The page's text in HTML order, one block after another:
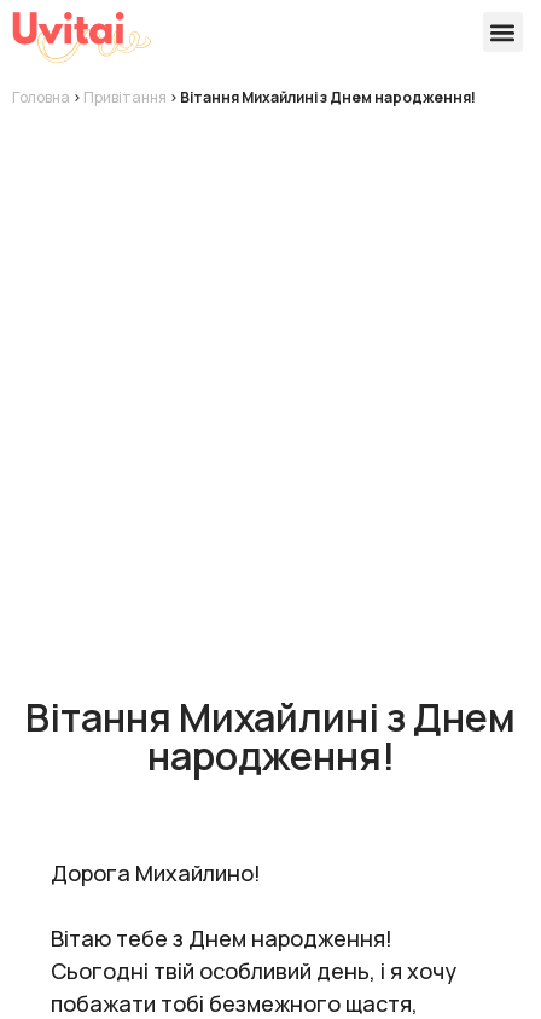
Головна > Привітання > Вітання Михайлині з Днем народження!
Вітання Михайлині з Днем
народження!
Дорога Михайлино!
Вітаю тебе з Днем народження!
Сьогодні твій особливий день, і я хочу
побажати тобі безмежного щастя,